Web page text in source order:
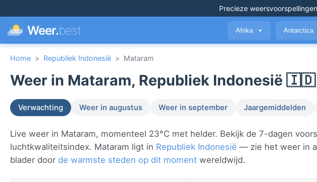
Precieze weersvoorspellingen
Weer.best Afrika ▼ Antarctica
Home > Republiek Indonesië > Mataram
Weer in Mataram, Republiek Indonesië 🇮🇩
Verwachting Weer in augustus Weer in september Jaargemiddelden
Live weer in Mataram, momenteel 23°C met helder. Bekijk de 7-dagen
luchtkwaliteitsindex. Mataram ligt in Republiek Indonesië — zie het weer in
blader door de warmste steden op dit moment wereldwijd.